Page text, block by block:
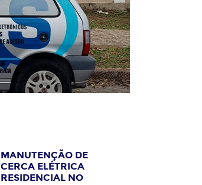
MANUTENÇÃO DE
CERCA ELÉTRICA
RESIDENCIAL NO